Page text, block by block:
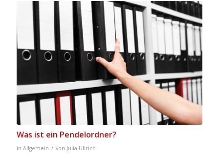
Was ist ein Pendelordner?
in Allgemein / von Julia Ullrich